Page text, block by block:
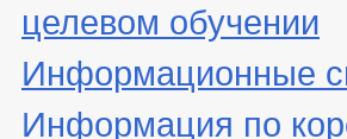
целевом обучении
Информационные
Информация по